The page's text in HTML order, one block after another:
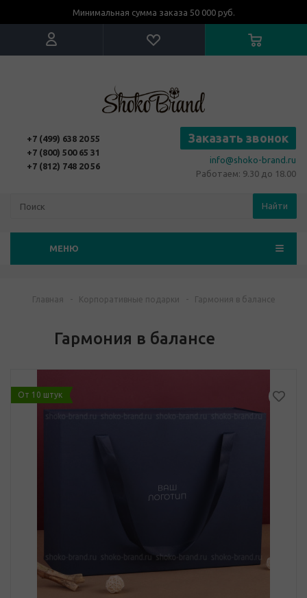
Минимальная сумма заказа 50 000 руб.
+7 (499) 638 20 55
+7 (800) 500 65 31
+7 (812) 748 20 56
Заказать звонок
info@shoko-brand.ru
Работаем: 9.30 до 18.00
Найти
МЕНЮ
Главная - Корпоративные подарки - Гармония в балансе
Гармония в балансе
От 10 штук